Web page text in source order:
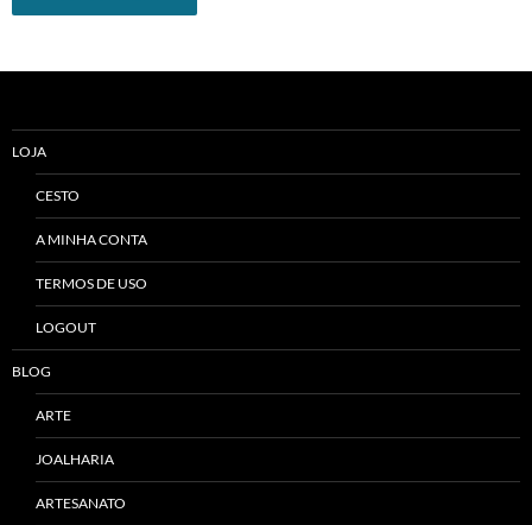
LOJA
CESTO
A MINHA CONTA
TERMOS DE USO
LOGOUT
BLOG
ARTE
JOALHARIA
ARTESANATO